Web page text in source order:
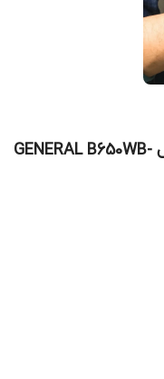
ساعت مچی مردانه زنانه کاسیو جنرال GENERAL B650WB-